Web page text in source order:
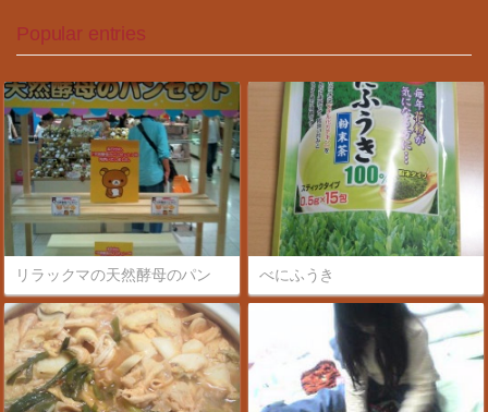
Popular entries
リラックマの天然酵母のパン べにふうき